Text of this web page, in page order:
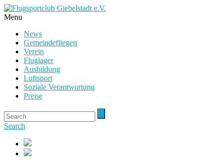
Menu
News
Gemeindefliegen
Verein
Fluglager
Ausbildung
Luftsport
Soziale Verantwortung
Preise
Search